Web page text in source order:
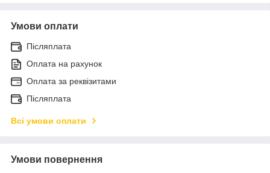
Умови оплати
Післяплата
Оплата на рахунок
Оплата за реквізитами
Післяплата
Всі умови оплати
Умови повернення